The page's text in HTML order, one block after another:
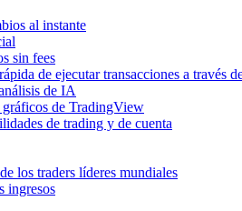
al instante
sin fees
de ejecutar transacciones a través
de IA
gráficos de TradingView
de trading y de cuenta
los traders líderes mundiales
ingresos